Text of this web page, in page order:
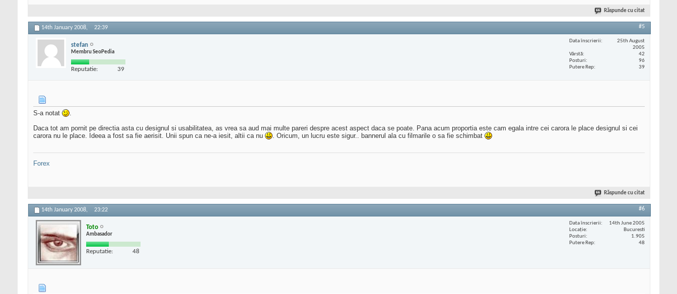
Răspunde cu citat
14th January 2008, 22:39 #5
stefan
Membru SeoPedia
Reputatie: 39
Data înscrierii
25th August
2005
Vârstă
42
Posturi
96
Putere Rep
39
S-a notat
.
Daca tot am pornit pe directia asta cu designul si usabilitatea, as vrea sa aud mai multe pareri despre acest aspect daca se poate. Pana acum proportia este cam egala intre cei carora le place designul si cei
carora nu le place. Ideea a fost sa fie aerisit. Unii spun ca ne-a iesit, altii ca nu
. Oricum, un lucru este sigur.. bannerul ala cu filmarile o sa fie schimbat
Forex
Răspunde cu citat
14th January 2008, 23:22 #6
Toto
Ambasador
Reputatie: 48
Data înscrierii
14th June 2005
Locaţie
Bucuresti
Posturi
1.905
Putere Rep
48